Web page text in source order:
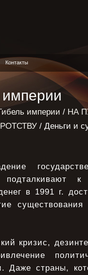
Контакты
империи
империи / НА
/ Деньги и
к
в 1991 г.
кризис,
Даже страны,